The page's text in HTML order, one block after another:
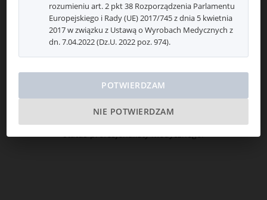
Сертификаты
Флаеры
Aby uzyskać dostęp do tej strony, musisz potwierdzić swój
status profesjonalisty medycznego.
rozumieniu art. 2 pkt 38 Rozporządzenia Parlamentu
Europejskiego i Rady (UE) 2017/745 z dnia 5 kwietnia
2017 w związku z Ustawą o Wyrobach Medycznych z
dn. 7.04.2022 (Dz.U. 2022 poz. 974).
POTWIERDZAM
NIE POTWIERDZAM